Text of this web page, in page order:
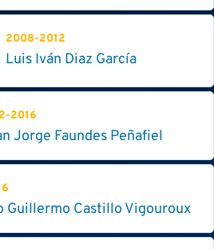
2008-2012
Luis Iván Diaz García
2016
Jorge Faundes Peñafiel
Guillermo Castillo Vigouroux